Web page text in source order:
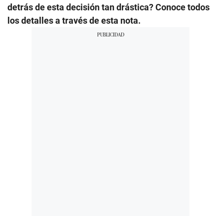
detrás de esta decisión tan drástica? Conoce todos
los detalles a través de esta nota.